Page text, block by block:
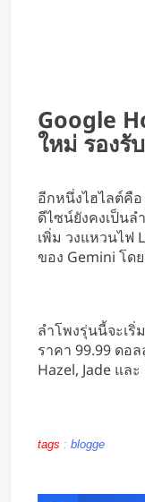
Google
ใหม่ รองรั
อีกหนึ่งไฮไลต์คื
ดีไซน์ยังคงเป็นล
เพิ่ม วงแหวนไฟ
ของ Gemini โด
ลำโพงรุ่นนี้จะเริ่
ราคา 99.99 ดอ
Hazel, Jade แล
tags : blogge